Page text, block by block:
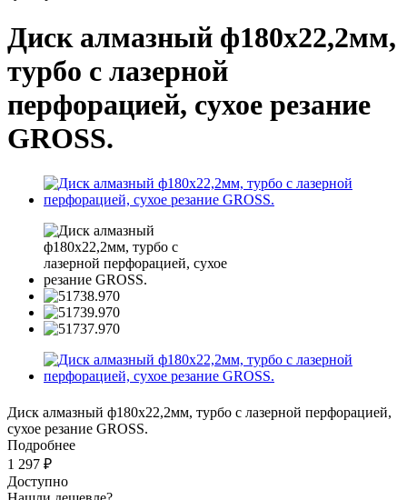
Диск алмазный ф180х22,2мм,
турбо с лазерной
перфорацией, сухое резание
GROSS.
Диск алмазный ф180х22,2мм, турбо с лазерной перфорацией,
сухое резание GROSS.
Подробнее
1 297 ₽
Доступно